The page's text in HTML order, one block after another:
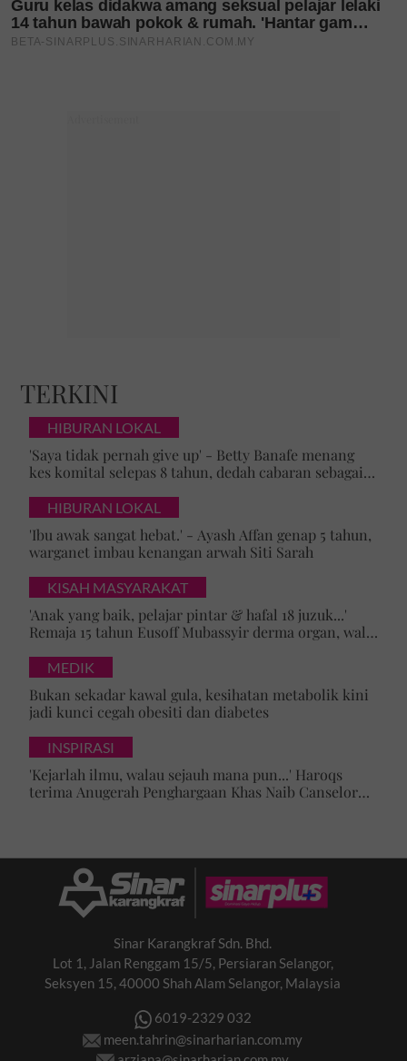
TERKINI
HIBURAN LOKAL
'Saya tidak pernah give up' - Betty Banafe menang
kes komital selepas 8 tahun, dedah cabaran sebagai
HIBURAN LOKAL
'Ibu awak sangat hebat.' - Ayash Affan genap 5 tahun,
warganet imbau kenangan arwah Siti Sarah
KISAH MASYARAKAT
'Anak yang baik, pelajar pintar & hafal 18 juzuk...'
Remaja 15 tahun Eusoff Mubassyir derma organ, walk
MEDIK
Bukan sekadar kawal gula, kesihatan metabolik kini
jadi kunci cegah obesiti dan diabetes
INSPIRASI
'Kejarlah ilmu, walau sejauh mana pun...' Haroqs
terima Anugerah Penghargaan Khas Naib Canselor
Sinar Karangkraf Sdn. Bhd.
Lot 1, Jalan Renggam 15/5, Persiaran Selangor,
Seksyen 15, 40000 Shah Alam Selangor, Malaysia
6019-2329 032
meen.tahrin@sinarharian.com.my